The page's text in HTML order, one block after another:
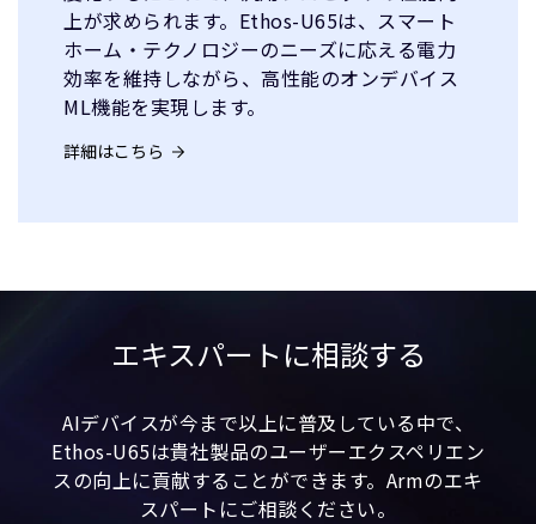
上が求められます。Ethos-U65は、スマート
ホーム・テクノロジーのニーズに応える電力
効率を維持しながら、高性能のオンデバイス
ML機能を実現します。
詳細はこちら
エキスパートに相談する
AIデバイスが今まで以上に普及している中で、
Ethos-U65は貴社製品のユーザーエクスペリエン
スの向上に貢献することができます。Armのエキ
スパートにご相談ください。